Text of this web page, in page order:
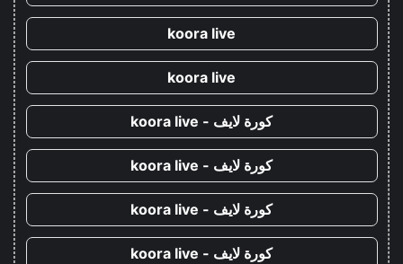
koora live
koora live
كورة لايف - koora live
كورة لايف - koora live
كورة لايف - koora live
كورة لايف - koora live